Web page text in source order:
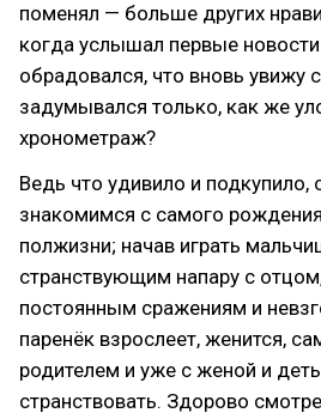
поменял — больше других
когда услышал первые
обрадовался, что вновь увижу
задумывался только, как же
хронометраж?
Ведь что удивило и подкупило,
знакомимся с самого
полжизни; начав играть
странствующим напару с
постоянным сражениям и
паренёк взрослеет, женится,
родителем и уже с женой и
странствовать. Здорово